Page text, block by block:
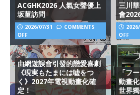
ACGHK2026 人氣女聲優上
坂菫訪問
2026/07/31
COMMENTS
OFF
三川
會
OFF
由網遊誤會引發的戀愛喜劇
《現実もたまには嘘をつ
く》2027年電視動畫化確
定！
「フ
動畫
世界